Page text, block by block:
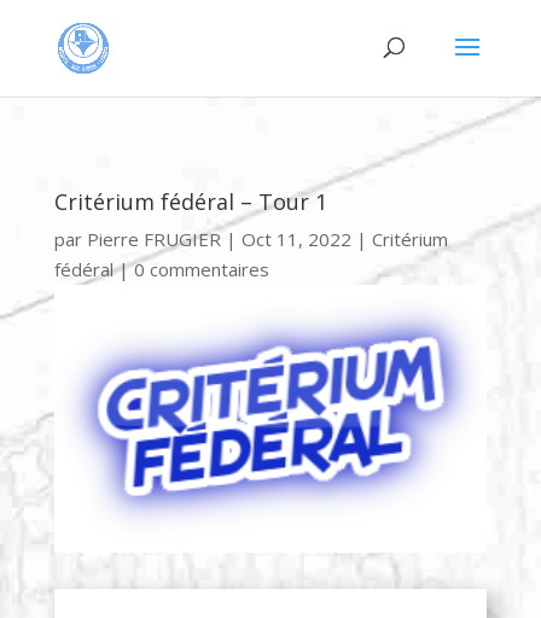
Critérium fédéral – Tour 1
par Pierre FRUGIER| Oct 11, 2022 | Critérium
fédéral|0 commentaires